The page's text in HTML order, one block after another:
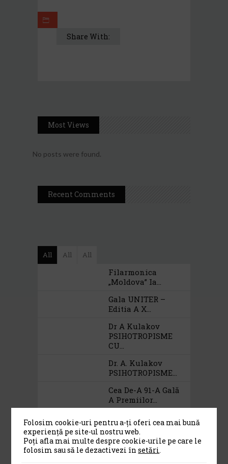
Share With:
Most Views
No posts were found.
Recent Comments
All All All
Filarmonica
„Moldova” Ia...
Gala UNITER –
Editia A X...
Dr A Kulakov
PSIHOTROPISME
CU...
Dr. A. Kulakov
PSIHOTROPISME...
Cea De-A 91-A Gală
A Premiilor...
Category
Folosim cookie-uri pentru a-ți oferi cea mai bună
experiență pe site-ul nostru web.
Poți afla mai multe despre cookie-urile pe care le
folosim sau să le dezactivezi însetări.